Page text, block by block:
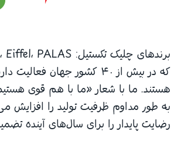
که در بیش از ۴۰ کشور جهان
هستند. ما با شعار «ما با هم قوی
به طور مداوم ظرفیت تولید را
رضایت پایدار را برای سال‌های آینده